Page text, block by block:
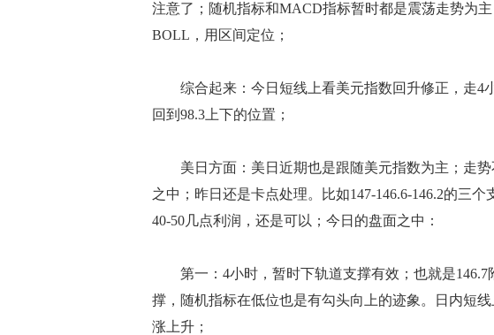
注意了；随机指标和MACD指标暂时都是震荡走势为
BOLL，用区间定位；
综合起来：今日短线上看美元指数回升修正，走4
回到98.3上下的位置；
美日方面：美日近期也是跟随美元指数为主；走势
之中；昨日还是卡点处理。比如147-146.6-146.2的三
40-50几点利润，还是可以；今日的盘面之中：
第一：4小时，暂时下轨道支撑有效；也就是146.7
撑，随机指标在低位也是有勾头向上的迹象。日内短
涨上升；